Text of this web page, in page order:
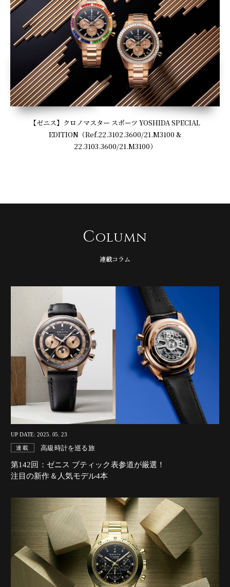
【ゼニス】クロノマスター スポーツ YOSHIDA SPECIAL
EDITION（Ref.22.3102.3600/21.M3100 &
22.3103.3600/21.M3100）
Column
連載コラム
UP DATE: 2025. 05. 23
連載 高級時計を巡る旅
第142回：ゼニス ブティック表参道が厳選！
注目の新作＆人気モデル4本